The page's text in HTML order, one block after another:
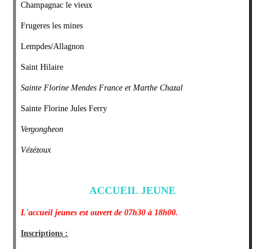
Champagnac le vieux
Frugeres les mines
Lempdes/Allagnon
Saint Hilaire
Sainte Florine Mendes France et Marthe Chazal
Sainte Florine Jules Ferry
Vergongheon
Vézézoux
ACCUEIL JEUNE
L'accueil jeunes est ouvert de 07h30 à 18h00.
Inscriptions :